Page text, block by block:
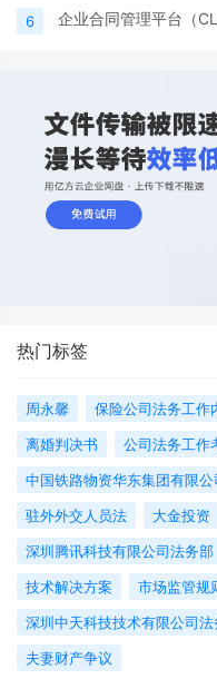
6 企业合同管理平台（
热门标签
周永馨 保险公司法务工作
离婚判决书
公司法务工作
中国铁路物资华东集团有限公
驻外外交人员法
大金投资
深圳腾讯科技有限公司法务部
技术解决方案
市场监管规
深圳中天科技技术有限公司
夫妻财产争议